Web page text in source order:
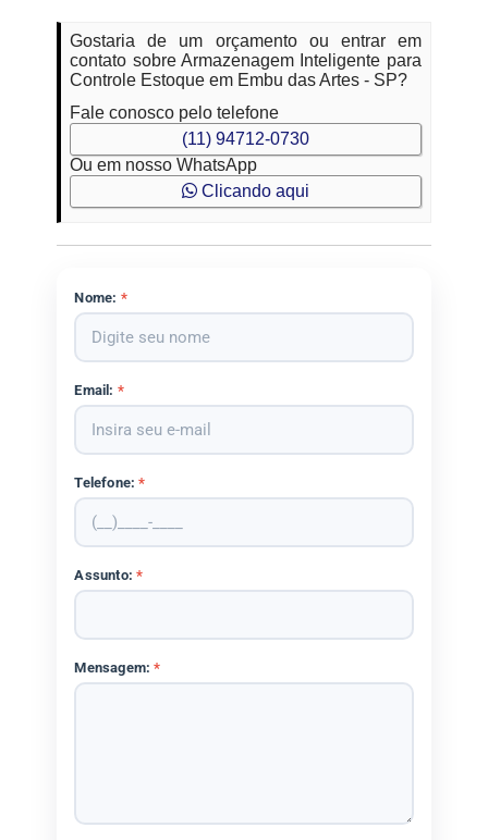
Gostaria de um orçamento ou entrar em
contato sobre Armazenagem Inteligente para
Controle Estoque em Embu das Artes - SP?
Fale conosco pelo telefone
(11) 94712-0730
Ou em nosso WhatsApp
Clicando aqui
Nome: *
Email: *
Telefone:*
Assunto:*
Mensagem:*